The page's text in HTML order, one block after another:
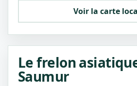
Voir la carte
Le frelon
Saumur